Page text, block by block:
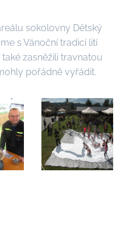
sokolovny Dětský
s Vánoční tradicí lití
zasněžili travnatou
pořádně vyřádit.